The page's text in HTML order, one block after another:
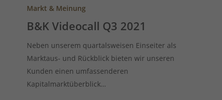
Markt & Meinung
B&K Videocall Q3 2021
Neben unserem quartalsweisen Einseiter als
Marktaus- und Rückblick bieten wir unseren
Kunden einen umfassenderen
Kapitalmarktüberblick…